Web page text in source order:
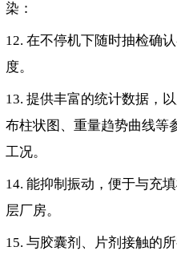
染：
12. 在不停机下随时抽检确
度。
13. 提供丰富的统计数据，
布柱状图、重量趋势曲线等
工况。
14. 能抑制振动，便于与充
层厂房。
15. 与胶囊剂、片剂接触的